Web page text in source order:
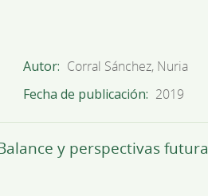
Autor Corral Sánchez, Nuria
Fecha de publicación
2019
y perspectivas